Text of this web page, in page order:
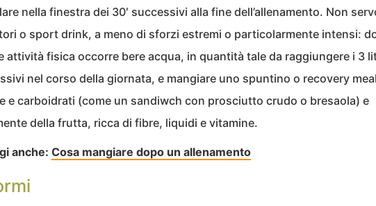
nella finestra dei 30′ successivi alla fine dell’allenamento. Non
o sport drink, a meno di sforzi estremi o particolarmente intensi:
attività fisica occorre bere acqua, in quantità tale da raggiungere i 3
nel corso della giornata, e mangiare uno spuntino o recovery
e carboidrati (come un sandiwch con prosciutto crudo o bresaola) e
della frutta, ricca di fibre, liquidi e vitamine.
anche: Cosa mangiare dopo un allenamento